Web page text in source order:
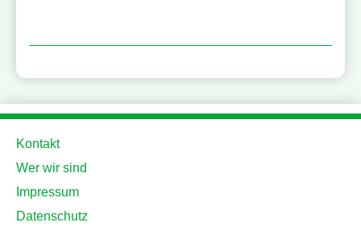
Kontakt
Wer wir sind
Impressum
Datenschutz